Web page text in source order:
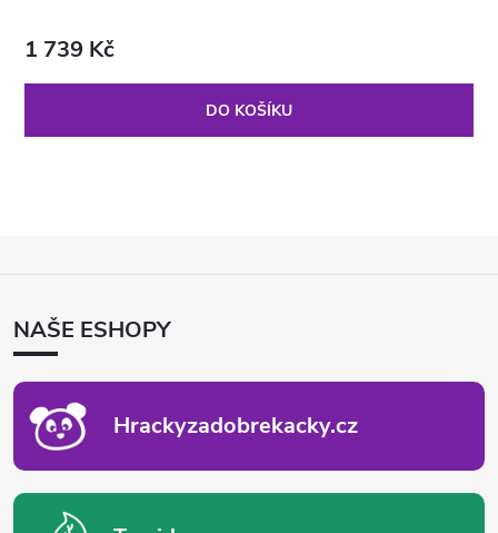
1 739 Kč
DO KOŠÍKU
ANAŠE ESHOPY
Hrackyzadobrekacky.cz